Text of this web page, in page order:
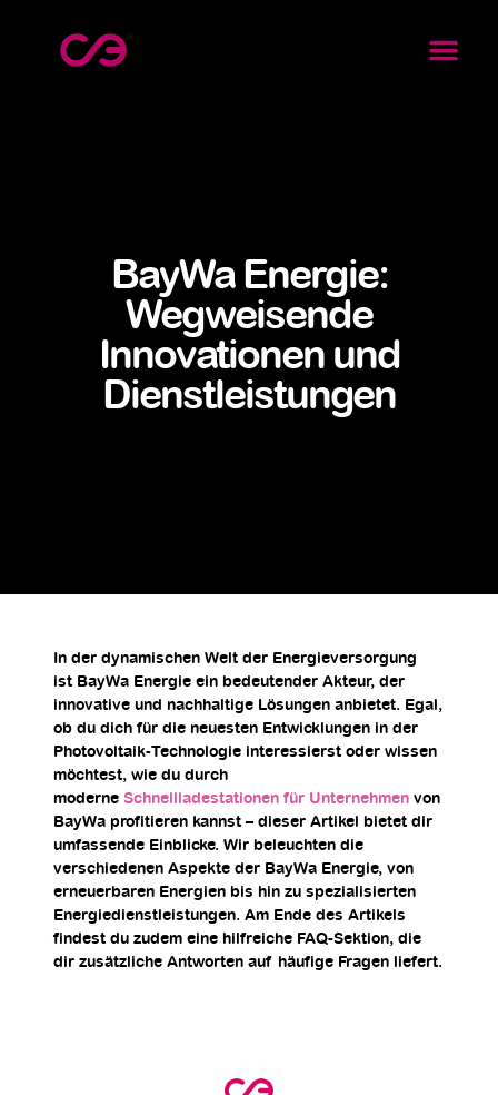
BayWa Energie:
Wegweisende
Innovationen und
Dienstleistungen
In der dynamischen Welt der Energieversorgung
ist BayWa Energie ein bedeutender Akteur, der
innovative und nachhaltige Lösungen anbietet. Egal,
ob du dich für die neuesten Entwicklungen in der
Photovoltaik-Technologie interessierst oder wissen
möchtest, wie du durch
moderne Schnellladestationen für Unternehmen von
BayWa profitieren kannst – dieser Artikel bietet dir
umfassende Einblicke. Wir beleuchten die
verschiedenen Aspekte der BayWa Energie, von
erneuerbaren Energien bis hin zu spezialisierten
Energiedienstleistungen. Am Ende des Artikels
findest du zudem eine hilfreiche FAQ-Sektion, die
dir zusätzliche Antworten auf häufige Fragen liefert.